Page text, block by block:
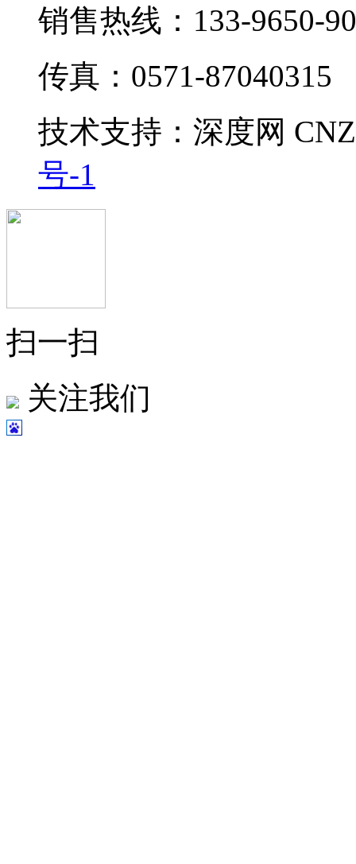
销售热线：133-9650-
传真：0571-87040315
技术支持： 深度网
号-1
扫一扫
关注我们